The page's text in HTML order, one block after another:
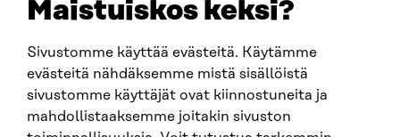
Maistuiskos keksi?
Sivustomme käyttää evästeitä. Käytämme
evästeitä nähdäksemme mistä sisällöistä
sivustomme käyttäjät ovat kiinnostuneita ja
mahdollistaaksemme joitakin sivuston
fornamn.efternamn@sitra.fi
SITRA PÅ SOCIALA MEDIER
LinkedIn